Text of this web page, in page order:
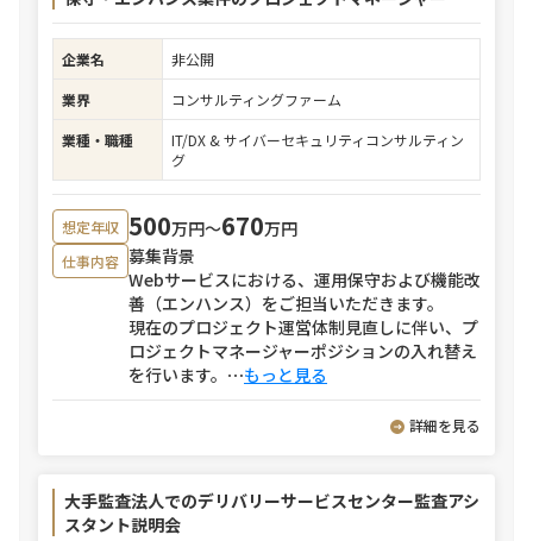
企業名
非公開
業界
コンサルティングファーム
業種・職種
IT/DX & サイバーセキュリティコンサルティン
グ
想定年収 500万円〜670万円
仕事内容 募集背景
Webサービスにおける、運用保守および機能改
善（エンハンス）をご担当いただきます。
現在のプロジェクト運営体制見直しに伴い、プ
ロジェクトマネージャーポジションの入れ替え
を行います。 ⋯もっと見る
詳細を見る
大手監査法人でのデリバリーサービスセンター監査アシ
スタント説明会